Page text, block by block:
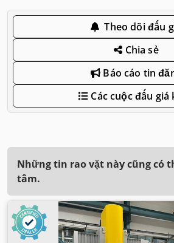
Theo dõi đấu
Chia sẻ
Báo cáo tin
Các cuộc đấu giá
Những tin rao vặt này cũng có
tâm.